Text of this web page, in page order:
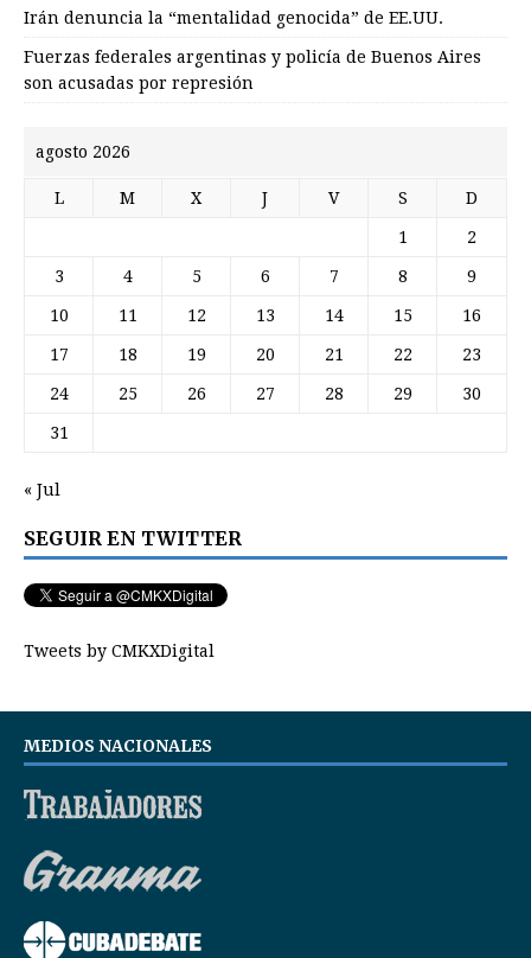
Irán denuncia la “mentalidad genocida” de EE.UU.
Fuerzas federales argentinas y policía de Buenos Aires
son acusadas por represión
agosto 2026
L M X J V S D
1 2
3 4 5 6 7 8 9
10 11 12 13 14 15 16
17 18 19 20 21 22 23
24 25 26 27 28 29 30
31
« Jul
SEGUIR EN TWITTER
Tweets by CMKXDigital
MEDIOS NACIONALES